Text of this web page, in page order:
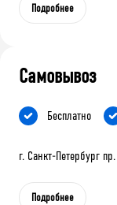
Подробнее
Самовывоз
Бесплатно
г. Санкт-Петербург
Подробнее